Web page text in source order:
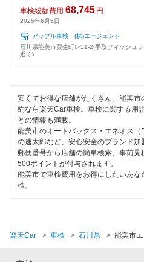
車検総額費用 68,745 円
2025年6月5日
アップル車検 (株)エージェント
石川県能美市粟生町レ51-2(手取フィッシュ
近く)
安くてお得な店舗がたくさん。能美
約なら楽天Car車検。車検に関する用
どの情報も満載。
能美市のオートバックス・エネオス
の速太郎など、安心安全のブランド加
郵便番号から店舗の簡単検索、事前見
500ポイントが付与されます。
能美市で車検費用をお得にしたいあ
検。
楽天Car 車検 石川県 能美市